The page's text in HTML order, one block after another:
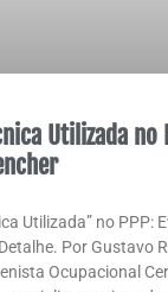
Utilizada no
Utilizada” no PPP:
Por Gustavo
Ocupacional